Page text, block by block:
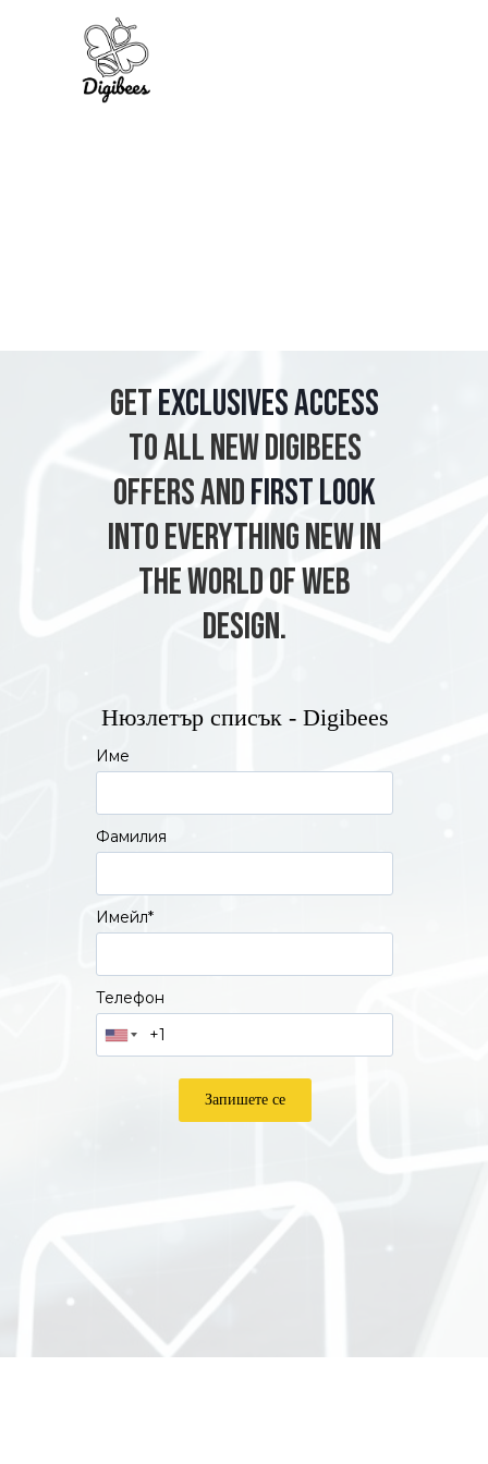
Нюзлетър списък - Digibees
Име
Фамилия
Имейл*
Телефон
Запишете се
Getexclusives access
to all new Digibees
offers andfirst look
into everything new in
the world of web
design.